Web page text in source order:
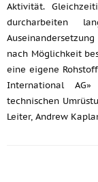
Aktivität.
durcharbeiten
nach Möglichkeit
eine eigene
International
technischen
Leiter, Andrew